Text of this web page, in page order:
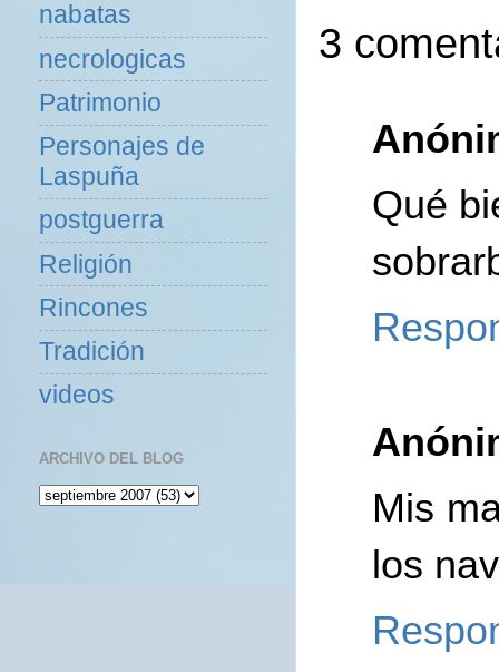
3
Qué
Mis
los
nabatas
necrologicas
Patrimonio
Personajes de
Laspuña
postguerra
Religión
Rincones
Tradición
videos
ARCHIVO DEL BLOG